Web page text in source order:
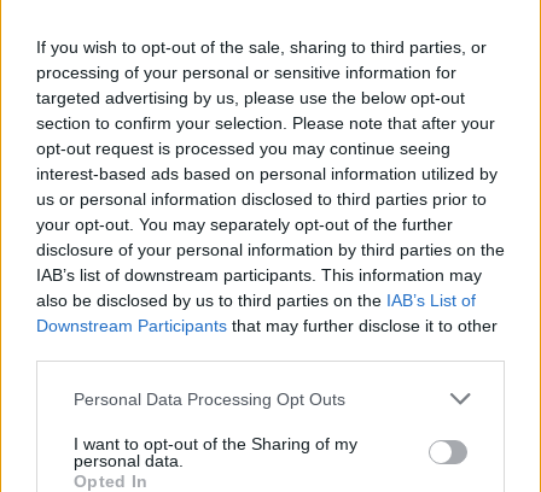
If you wish to opt-out of the sale, sharing to third parties, or
processing of your personal or sensitive information for
targeted advertising by us, please use the below opt-out
section to confirm your selection. Please note that after your
opt-out request is processed you may continue seeing
interest-based ads based on personal information utilized by
us or personal information disclosed to third parties prior to
your opt-out. You may separately opt-out of the further
disclosure of your personal information by third parties on the
IAB’s list of downstream participants. This information may
also be disclosed by us to third parties on the IAB’s List of
Downstream Participants that may further disclose it to other
Personal Data Processing Opt Outs
I want to opt-out of the Sharing of my
personal data.
Opted In
💶 Quanto Custou? | Município de Espinho vai
gastar € 22,8 mil em brindes institucionais
6/08/2026